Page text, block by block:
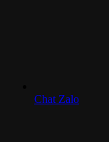
Chat Zalo